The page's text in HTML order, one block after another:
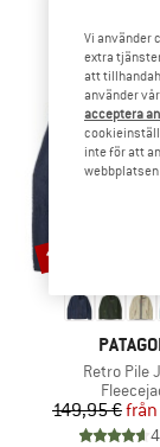
Produkter
Retro Pile
149,95 €från
Rabatt
till 32%
Vi använder
extra
att
använder
acceptera
inte för att